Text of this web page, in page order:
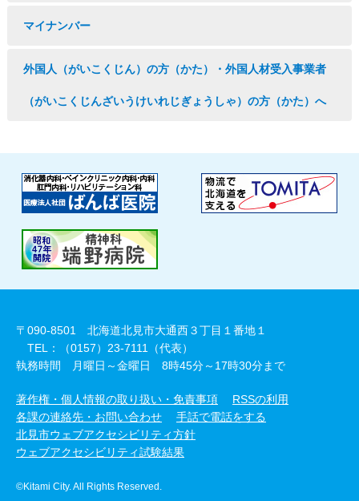
マイナンバー
外国人（がいこくじん）の方（かた）・外国人材受入事業者
（がいこくじんざいうけいれじぎょうしゃ）の方（かた）へ
〒090-8501 北海道北見市大通西３丁目１番地１
TEL：（0157）23-7111（代表）
執務時間 月曜日～金曜日 8時45分～17時30分まで
著作権・個人情報の取り扱い・免責事項
RSSの利用
各課の連絡先・お問い合わせ
手話で電話をする
北見市ウェブアクセシビリティ方針
ウェブアクセシビリティ試験結果
©Kitami City. All Rights Reserved.